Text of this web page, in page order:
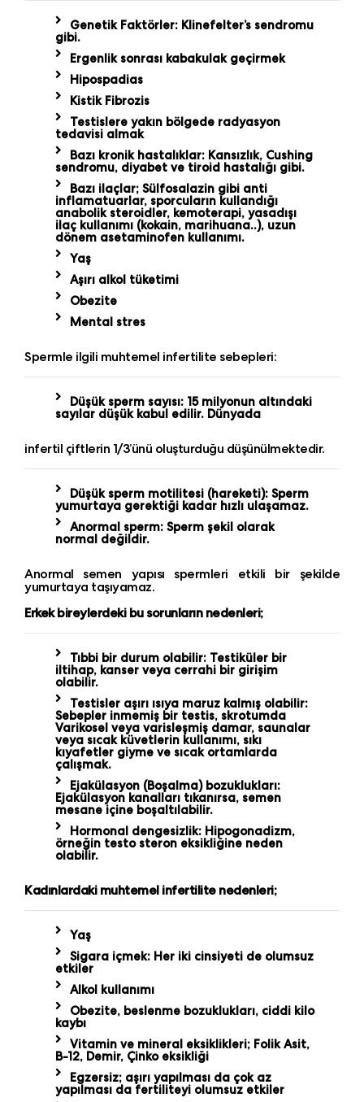
Genetik Faktörler: Klinefelter’s sendromu
gibi.
Ergenlik sonrası kabakulak geçirmek
Hipospadias
Kistik Fibrozis
Testislere yakın bölgede radyasyon
tedavisi almak
Bazı kronik hastalıklar: Kansızlık, Cushing
sendromu, diyabet ve tiroid hastalığı gibi.
Bazı ilaçlar; Sülfosalazin gibi anti
inflamatuarlar, sporcuların kullandığı
anabolik steroidler, kemoterapi, yasadışı
ilaç kullanımı (kokain, marihuana..), uzun
dönem asetaminofen kullanımı.
Yaş
Aşırı alkol tüketimi
Obezite
Mental stres
Spermle ilgili muhtemel infertilite sebepleri:
Düşük sperm sayısı: 15 milyonun altındaki
sayılar düşük kabul edilir. Dünyada
infertil çiftlerin 1/3’ünü oluşturduğu düşünülmektedir.
Düşük sperm motilitesi (hareketi): Sperm
yumurtaya gerektiği kadar hızlı ulaşamaz.
Anormal sperm: Sperm şekil olarak
normal değildir.
Anormal semen yapısı spermleri etkili bir şekilde
yumurtaya taşıyamaz.
Erkek bireylerdeki bu sorunların nedenleri;
Tıbbi bir durum olabilir: Testiküler bir
iltihap, kanser veya cerrahi bir girişim
olabilir.
Testisler aşırı ısıya maruz kalmış olabilir:
Sebepler inmemiş bir testis, skrotumda
Varikosel veya varisleşmiş damar, saunalar
veya sıcak küvetlerin kullanımı, sıkı
kıyafetler giyme ve sıcak ortamlarda
çalışmak.
Ejakülasyon (Boşalma) bozuklukları:
Ejakülasyon kanalları tıkanırsa, semen
mesane içine boşaltılabilir.
Hormonal dengesizlik: Hipogonadizm,
örneğin testo steron eksikliğine neden
olabilir.
Kadınlardaki muhtemel infertilite nedenleri;
Yaş
Sigara içmek: Her iki cinsiyeti de olumsuz
etkiler
Alkol kullanımı
Obezite, beslenme bozuklukları, ciddi kilo
kaybı
Vitamin ve mineral eksiklikleri; Folik Asit,
B-12, Demir, Çinko eksikliği
Egzersiz; aşırı yapılması da çok az
yapılması da fertiliteyi olumsuz etkiler